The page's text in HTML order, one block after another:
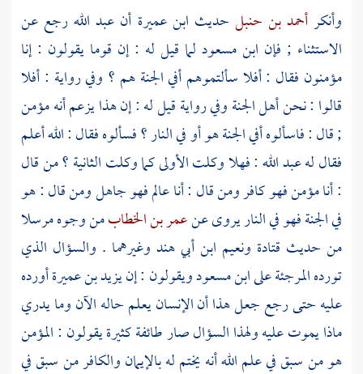
وأنكرأحمد بن حنبل حديث ابن عميرة أن عبد اللهرجع عن
الاستثناء ; فإن ابن مسعود لما قيل له : إن قوما يقولون : إنا
مؤمنون فقال : أفلا سألتموهم أفي الجنة هم ؟ وفي رواية : أفلا
قالوا : نحن أهل الجنة وفي رواية قيل له : إن هذا يزعم أنه مؤمن
; قال : فاسألوه أفي الجنة هو أو في النار ؟ فسألوه فقال : الله أعلم
فقال لهعبد الله: فهلا وكلت الأولى كما وكلت الثانية ؟ من قال
: أنا مؤمن فهو كافر ومن قال : أنا عالم فهو جاهل ومن قال : هو
في الجنة فهو في النار يروى عنعمر بن الخطابمن وجوه مرسلا
من حديث قتادة ونعيم ابن أبي هند وغيرهما . والسؤال الذي
توردهالمرجئةعلىابن مسعودويقولون : إنيزيد بن عميرةأورده
عليه حتى رجع جعل هذا أن الإنسان يعلم حاله الآن وما يدري
ماذا يموت عليه ولهذا السؤال صار طائفة كثيرة يقولون : المؤمن
هو من سبق في علم الله أنه يختم له بالإيمان والكافر من سبق في